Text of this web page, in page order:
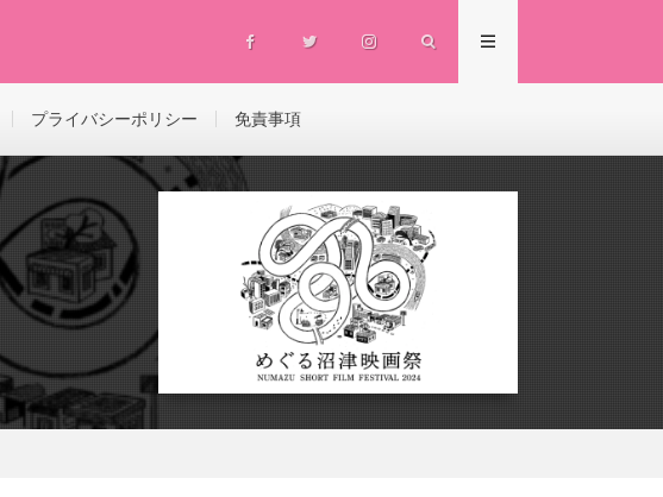
プライバシーポリシー 免責事項